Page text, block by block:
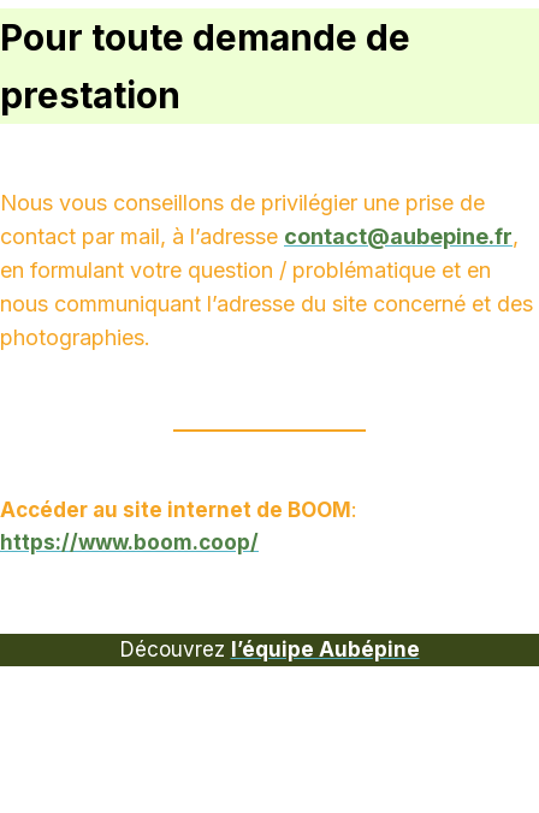
Pour toute demande de
prestation
Nous vous conseillons de privilégier une prise de
contact par mail, à l’adresse contact@aubepine.fr,
en formulant votre question / problématique et en
nous communiquant l’adresse du site concerné et des
photographies.
Accéder au site internet de BOOM :
https://www.boom.coop/
Découvrez l’équipe Aubépine